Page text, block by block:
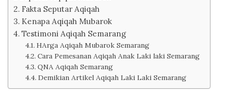
Fakta Seputar Aqiqah
Kenapa Aqiqah Mubarok
Testimoni Aqiqah Semarang
HArga Aqiqah Mubarok Semarang
Cara Pemesanan Aqiqah Anak Laki laki Semarang
QNA Aqiqah Semarang
Demikian Artikel Aqiqah Laki Laki Semarang